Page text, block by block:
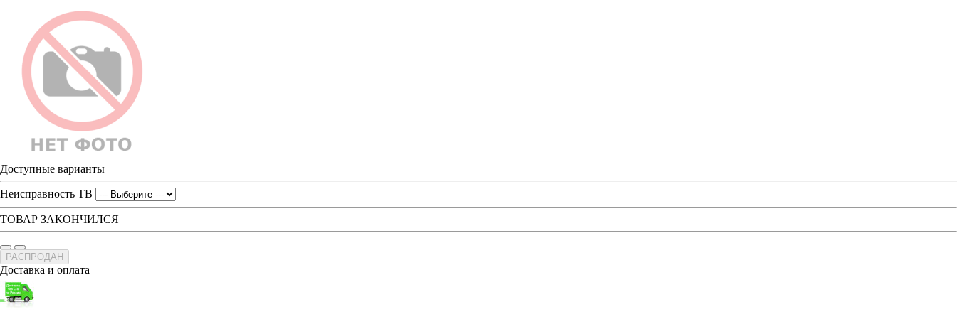
Доступные варианты
Неисправность ТВ
ТОВАР ЗАКОНЧИЛСЯ
РАСПРОДАН
Доставка и оплата